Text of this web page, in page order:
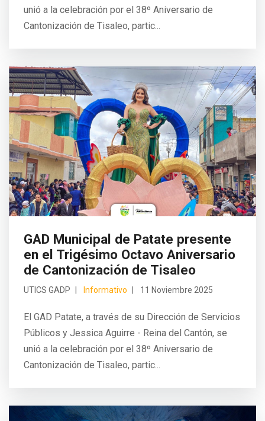
unió a la celebración por el 38º Aniversario de
Cantonización de Tisaleo, partic...
GAD Municipal de Patate presente
en el Trigésimo Octavo Aniversario
de Cantonización de Tisaleo
UTICS GADP Informativo 11 Noviembre 2025
El GAD Patate, a través de su Dirección de Servicios
Públicos y Jessica Aguirre - Reina del Cantón, se
unió a la celebración por el 38º Aniversario de
Cantonización de Tisaleo, partic...